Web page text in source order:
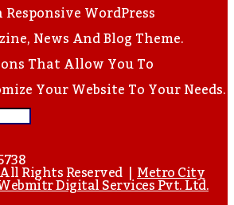
WordPress
News And Blog Theme.
That Allow You To
Your Website To Your Needs.
Rights Reserved |Metro City
Digital Services Pvt. Ltd.